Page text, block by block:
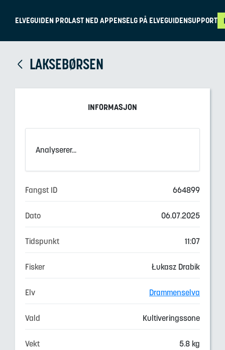
ELVEGUIDEN PROLAST NED APPENSELG PÅ ELVEGUIDENSUPPORT
LAKSEBØRSEN
INFORMASJON
Analyserer...
Fangst ID 664899
Dato 06.07.2025
Tidspunkt 11:07
Fisker Łukasz Drabik
Elv Drammenselva
Vald Kultiveringssone
Vekt 5.8 kg